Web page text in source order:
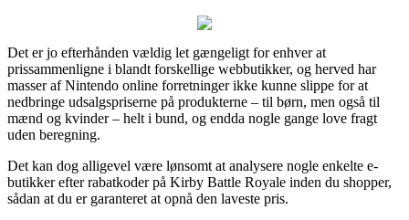
Det er jo efterhånden vældig let gængeligt for enhver at
prissammenligne i blandt forskellige webbutikker, og herved har
masser af Nintendo online forretninger ikke kunne slippe for at
nedbringe udsalgspriserne på produkterne – til børn, men også til
mænd og kvinder – helt i bund, og endda nogle gange love fragt
uden beregning.
Det kan dog alligevel være lønsomt at analysere nogle enkelte e-
butikker efter rabatkoder på Kirby Battle Royale inden du shopper,
sådan at du er garanteret at opnå den laveste pris.